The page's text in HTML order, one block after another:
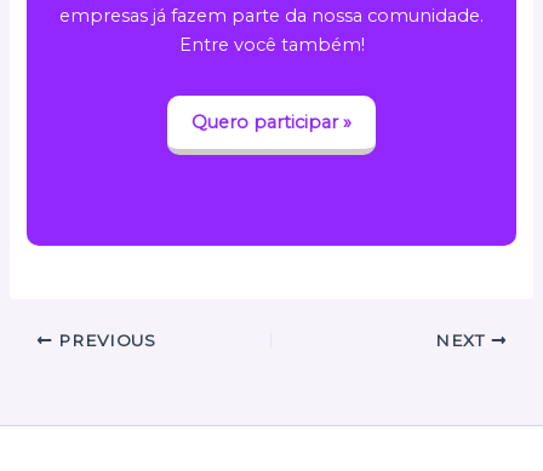
empresas já fazem parte da nossa comunidade.
Entre você também!
Quero participar »
PREVIOUS NEXT